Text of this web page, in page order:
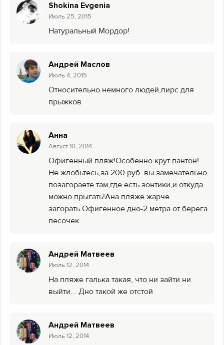
Shokina Evgenia
Июль 25, 2015
Натуральный Мордор!
Андрей Маслов
Июль 4, 2015
Относительно немного людей,пирс для
прыжков
Анна
Август 10, 2014
Офигенный пляж!Особенно крут пантон!
Не жлобьтесь,за 200 руб. вы замечательно
позагораете там,где есть зонтики,и откуда
можно прыгать!Ана пляже жарче
загорать.Офигенное дно-2 метра от берега
песочек.
Андрей Матвеев
Июль 12, 2014
На пляже галька такая, что ни зайти ни
выйти... Дно такой же отстой
Андрей Матвеев
Июль 12, 2014